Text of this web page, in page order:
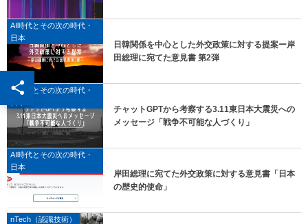
AI時代とその次の時代・
日本
日韓関係を中心とした外交政策に対する提案ー岸
田総理に宛てた意見書 第2弾
AI時代とその次の時代・
チャットGPTから考察する3.11東日本大震災への
メッセージ「戦争不可能な人づくり」
AI時代とその次の時代・
日本
岸田総理に宛てた外交政策に対する意見書「日本
の歴史的使命」
nTech（認識技術）